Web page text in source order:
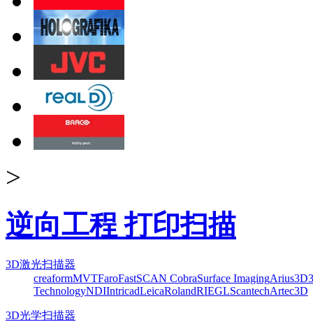
>
逆向工程 打印扫描
3D激光扫描器
creaformMVTFaroFastSCAN CobraSurface ImagingArius3D
TechnologyNDIIntricadLeicaRolandRIEGLScantechArtec3D
3D光学扫描器